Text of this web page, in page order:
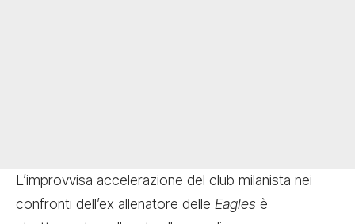
L’improvvisa accelerazione del club milanista nei
confronti dell’ex allenatore delle Eagles è